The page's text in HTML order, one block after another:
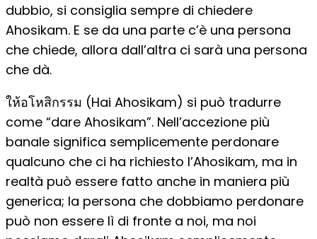
dubbio, si consiglia sempre di chiedere
Ahosikam. E se da una parte c’è una persona
che chiede, allora dall’altra ci sarà una persona
che dà.
ให้อโหสิกรรม (Hai Ahosikam) si può tradurre
come “dare Ahosikam”. Nell’accezione più
banale significa semplicemente perdonare
qualcuno che ci ha richiesto l’Ahosikam, ma in
realtà può essere fatto anche in maniera più
generica; la persona che dobbiamo perdonare
può non essere lì di fronte a noi, ma noi